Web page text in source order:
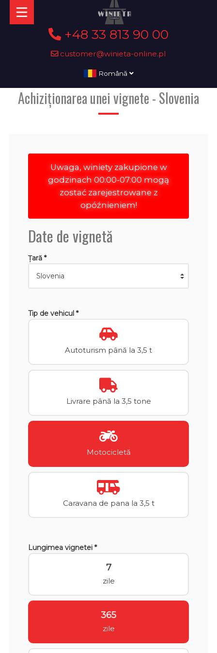
+48 33 813 90 00
customer@winieta-online.pl
Română
Achiziționarea unei vignete - Slovenia
Uwaga, winiety zakupione w
godzinach 00:00-07:00 mogą
zostać zarejestrowane z
opóźnieniem!
Date de vignetă
Țară *
Tip de vehicul *
Autoturism până la 3,5 t
Livrare până la 3,5 tone
Motocicletă
Caravana de pana la 3,5 t
Lungimea vignetei *
7
zile
365
zile